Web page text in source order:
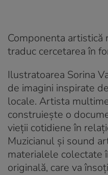
Componenta
traduc cercetarea în
Ilustratoarea Sorina
de imagini inspirate
locale. Artista
construiește o
vieții cotidiene în
Muzicianul și sound
materialele colectate
originală, care va